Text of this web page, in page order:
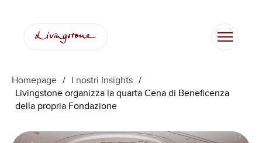
contenuto
Homepage / I nostri Insights /
Livingstone organizza la quarta Cena di Beneficenza
della propria Fondazione